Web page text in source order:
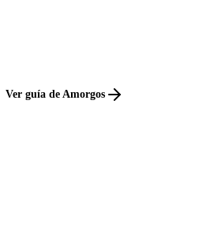
Ver guía de Amorgos